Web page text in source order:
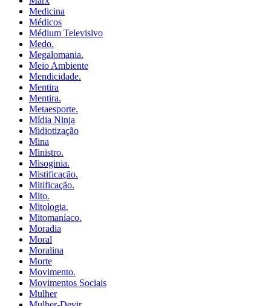
Medicina
Médicos
Médium Televisivo
Medo.
Megalomania.
Meio Ambiente
Mendicidade.
Mentira
Mentira.
Metaesporte.
Mídia Ninja
Midiotização
Mina
Ministro.
Misoginia.
Mistificação.
Mitificação.
Mito.
Mitologia.
Mitomaníaco.
Moradia
Moral
Moralina
Morte
Movimento.
Movimentos Sociais
Mulher